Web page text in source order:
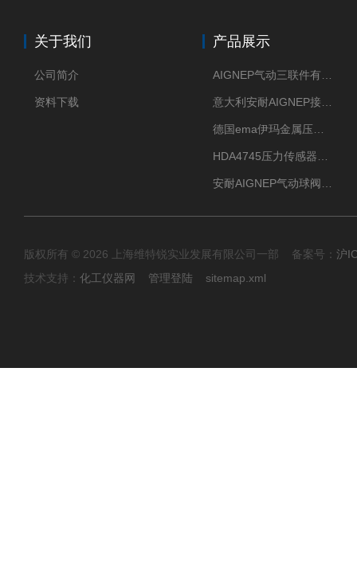
关于我们
公司简介
资料下载
产品展示
版权所有 © 2026 上海维特锐实业发展有限公司一部 备案号： 沪
技术支持： 化工仪器网 管理登陆 sitemap.xml